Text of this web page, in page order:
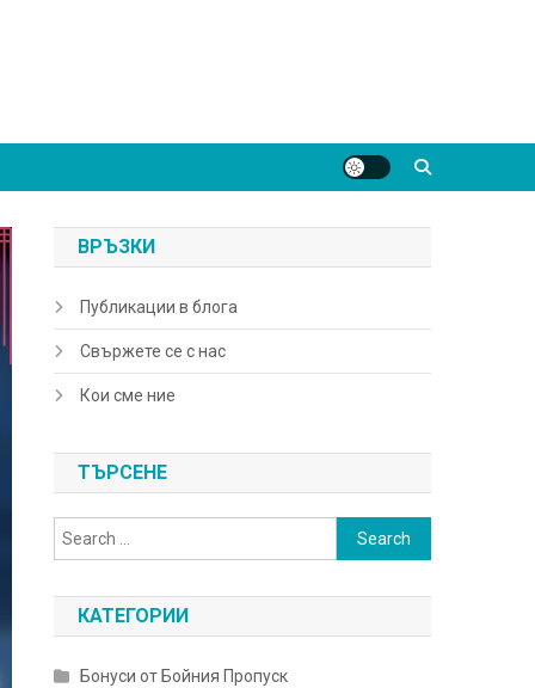
ВРЪЗКИ
Публикации в блога
Свържете се с нас
Кои сме ние
ТЪРСЕНЕ
Search
for:
КАТЕГОРИИ
Бонуси от Бойния Пропуск